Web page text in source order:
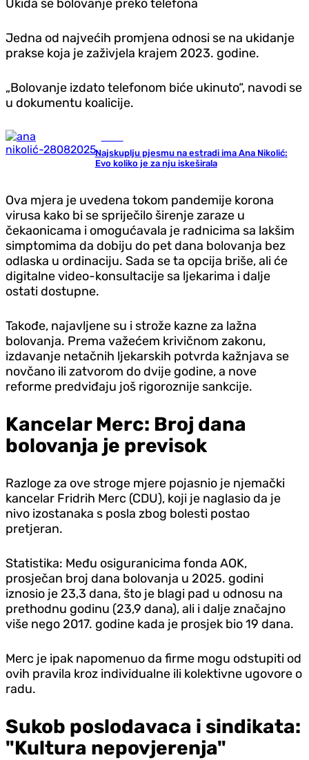
Ukida se bolovanje preko telefona
Jedna od najvećih promjena odnosi se na ukidanje
prakse koja je zaživjela krajem 2023. godine.
„Bolovanje izdato telefonom biće ukinuto“, navodi se
u dokumentu koalicije.
Najskuplju pjesmu na estradi ima Ana Nikolić:
Evo koliko je za nju iskeširala
Ova mjera je uvedena tokom pandemije korona
virusa kako bi se spriječilo širenje zaraze u
čekaonicama i omogućavala je radnicima sa lakšim
simptomima da dobiju do pet dana bolovanja bez
odlaska u ordinaciju. Sada se ta opcija briše, ali će
digitalne video-konsultacije sa ljekarima i dalje
ostati dostupne.
Takođe, najavljene su i strože kazne za lažna
bolovanja. Prema važećem krivičnom zakonu,
izdavanje netačnih ljekarskih potvrda kažnjava se
novčano ili zatvorom do dvije godine, a nove
reforme predviđaju još rigoroznije sankcije.
Kancelar Merc: Broj dana
bolovanja je previsok
Razloge za ove stroge mjere pojasnio je njemački
kancelar Fridrih Merc (CDU), koji je naglasio da je
nivo izostanaka s posla zbog bolesti postao
pretjeran.
Statistika: Među osiguranicima fonda AOK,
prosječan broj dana bolovanja u 2025. godini
iznosio je 23,3 dana, što je blagi pad u odnosu na
prethodnu godinu (23,9 dana), ali i dalje značajno
više nego 2017. godine kada je prosjek bio 19 dana.
Merc je ipak napomenuo da firme mogu odstupiti od
ovih pravila kroz individualne ili kolektivne ugovore o
radu.
Sukob poslodavaca i sindikata:
"Kultura nepovjerenja"